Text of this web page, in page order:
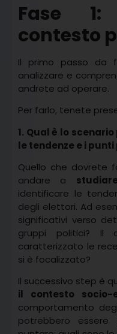
Fase
contesto
Il primo passo da
analizzare e
andrete ad operare.
Per farlo, tenete
1. Qual è lo
le tendenze e i
Quello che dovrete
andare a
identificare le
degli elettori. Ad
significativi verso
gruppi politici? Il
caratterizzato le
si è focalizzato?
Il successivo step è
il contesto socio-
comportamento
potrebbero